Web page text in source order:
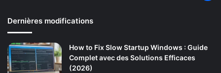
Dernières modifications
How to Fix Slow Startup Windows : Guide
Complet avec des Solutions Efficaces
(2026)